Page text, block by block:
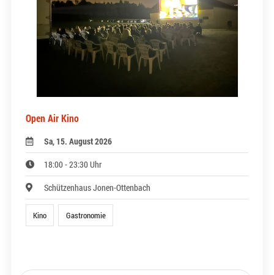
Open Air Kino
Sa, 15. August 2026
18:00 - 23:30 Uhr
Schützenhaus Jonen-Ottenbach
Kino Gastronomie